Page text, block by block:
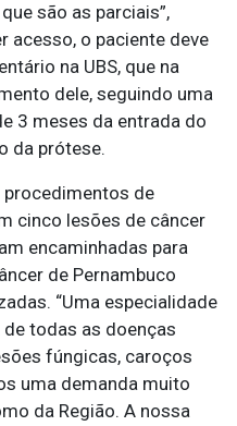
são as parciais”,
acesso, o paciente deve
na UBS, que na
dele, seguindo uma
3 meses da entrada do
da prótese.
procedimentos de
cinco lesões de câncer
encaminhadas para
de Pernambuco
“Uma especialidade
todas as doenças
fúngicas, caroços
uma demanda muito
da Região. A nossa